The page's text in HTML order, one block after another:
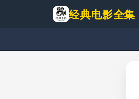
内
经典电影全集